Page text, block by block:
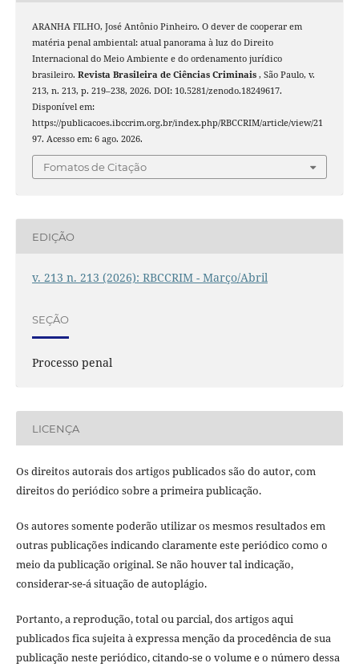
ARANHA FILHO, José Antônio Pinheiro. O dever de cooperar em
matéria penal ambiental: atual panorama à luz do Direito
Internacional do Meio Ambiente e do ordenamento jurídico
brasileiro. Revista Brasileira de Ciências Criminais , São Paulo, v.
213, n. 213, p. 219–238, 2026. DOI: 10.5281/zenodo.18249617.
Disponível em:
https://publicacoes.ibccrim.org.br/index.php/RBCCRIM/article/view/21
97. Acesso em: 6 ago. 2026.
Fomatos de Citação
EDIÇÃO
v. 213 n. 213 (2026): RBCCRIM - Março/Abril
SEÇÃO
Processo penal
LICENÇA
Os direitos autorais dos artigos publicados são do autor, com
direitos do periódico sobre a primeira publicação.
Os autores somente poderão utilizar os mesmos resultados em
outras publicações indicando claramente este periódico como o
meio da publicação original. Se não houver tal indicação,
considerar-se-á situação de autoplágio.
Portanto, a reprodução, total ou parcial, dos artigos aqui
publicados fica sujeita à expressa menção da procedência de sua
publicação neste periódico, citando-se o volume e o número dessa